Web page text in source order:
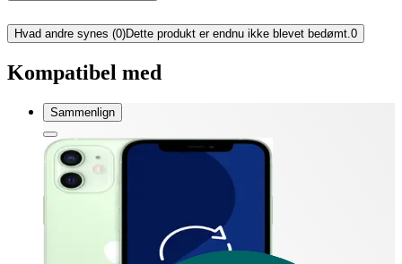
Hvad andre synes (0)Dette produkt er endnu ikke blevet bedømt.0
Kompatibel med
Sammenlign